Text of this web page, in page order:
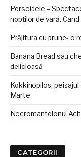
Perseidele –
nopților de vară.
Prăjitura cu prune- o
Banana Bread sau
delicioasă
Kokkinopilos, peisajul
Marte
Necromanteionul
CATEGORII